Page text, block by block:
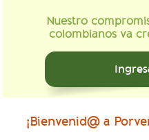
Nuestro
colombianos va
¡Bienvenid@ a